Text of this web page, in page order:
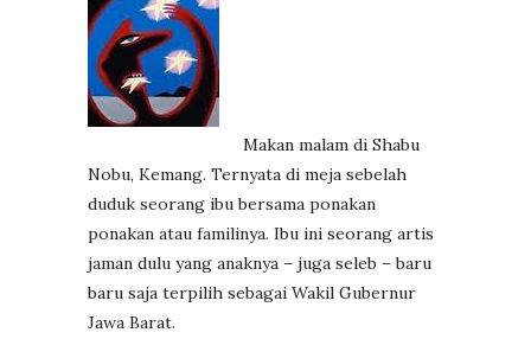
Makan malam di Shabu
Nobu, Kemang. Ternyata di meja sebelah
duduk seorang ibu bersama ponakan
ponakan atau familinya. Ibu ini seorang artis
jaman dulu yang anaknya – juga seleb – baru
baru saja terpilih sebagai Wakil Gubernur
Jawa Barat.